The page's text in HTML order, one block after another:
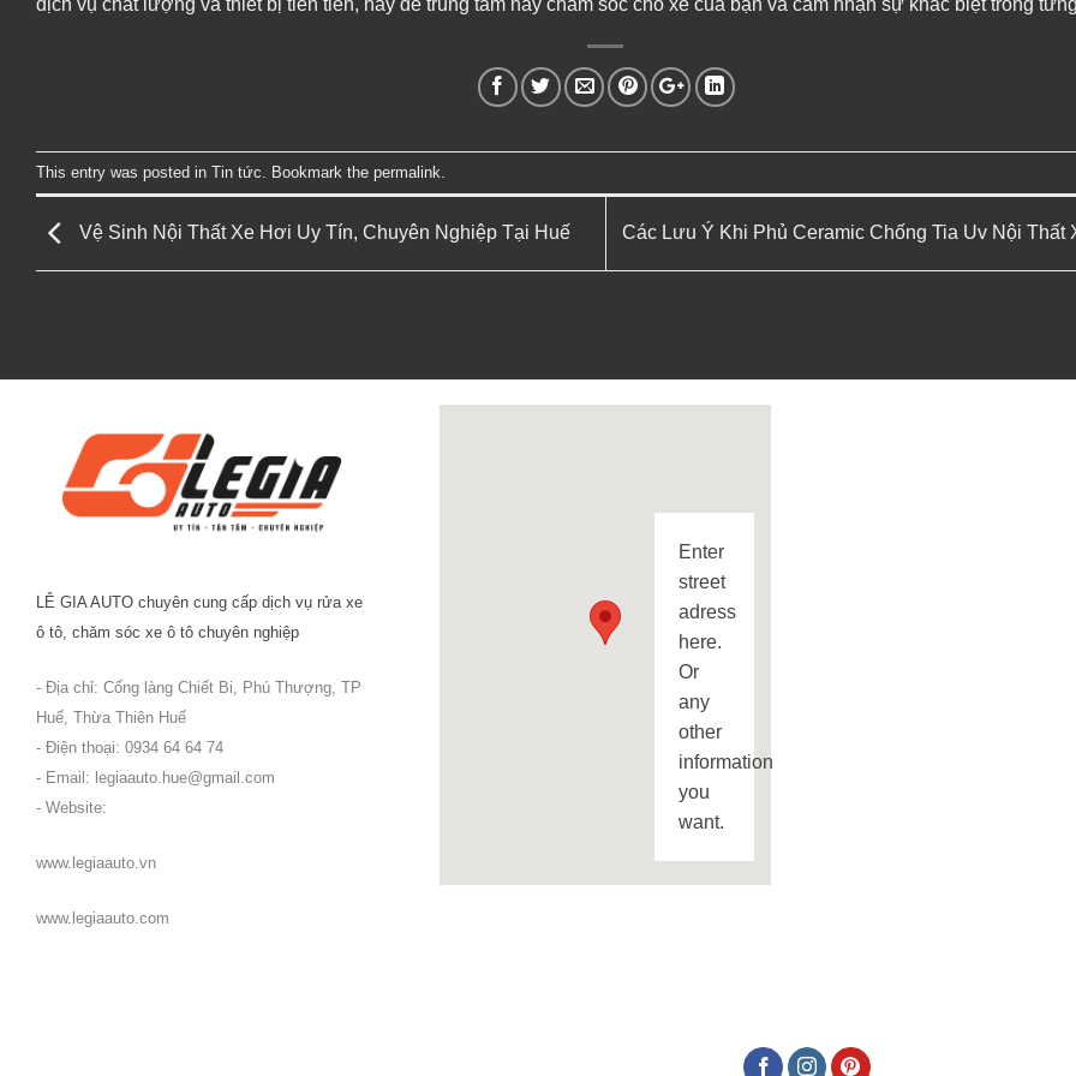
dịch vụ chất lượng và thiết bị tiên tiến, hãy để trung tâm này chăm sóc cho xe của bạn và cảm nhận sự khác biệt trong
This entry was posted in Tin tức . Bookmark the permalink
Vệ Sinh Nội Thất Xe Hơi Uy Tín, Chuyên Nghiệp Tại Huế Các Lưu Ý Khi Phủ Ceramic Chống Tia Uv Nội Thất
LÊ GIA AUTO chuyên cung cấp dịch vụ rửa xe
ô tô, chăm sóc xe ô tô chuyên nghiệp
- Địa chỉ: Cổng làng Chiết Bi, Phú Thượng, TP
Huế, Thừa Thiên Huế
- Điện thoại: 0934 64 64 74
- Email: legiaauto.hue@gmail.com
- Website:
www.legiaauto.vn
www.legiaauto.com
Enter
street
adress
here.
Or
any
other
information
you
want.